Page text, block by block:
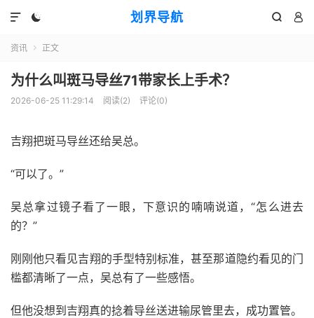
划界导航
  

资讯  正文
为什么叫斑马导丝71带家长上手术？
2026-06-25 11:29:14 阅读(2) 评论(0)
吉翔把斑马导丝还给吴总。
“可以了。”
吴总拿过镜子看了一眼，下意识的喃喃说道，“怎么进去
的？”
刚刚他只看见吉翔的手型特别标准，甚至那道隐约看见的门
槛都清晰了一点，吴总有了一些感悟。
但他没想到吉翔真的捻着导丝送进输尿管里去，成功置管。